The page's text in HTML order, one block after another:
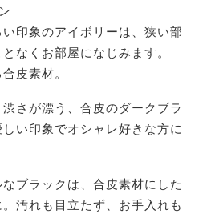
印象のアイボリーは、狭い部
なくお部屋になじみます。
皮素材。
さが漂う、合皮のダークブラ
い印象でオシャレ好きな方に
ブラックは、合皮素材にした
汚れも目立たず、お手入れも